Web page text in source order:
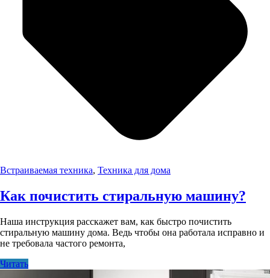
Встраиваемая техника, Техника для дома
Как почистить стиральную машину?
Наша инструкция расскажет вам, как быстро почистить
стиральную машину дома. Ведь чтобы она работала исправно и
не требовала частого ремонта,
Читать